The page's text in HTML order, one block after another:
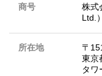
商号
株式
Ltd.）
所在地
〒
東京
タワ